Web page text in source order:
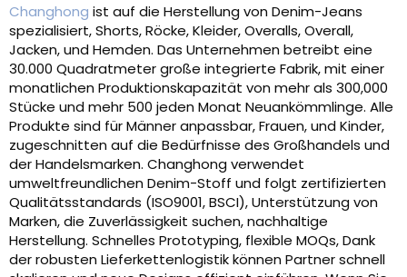
Changhong ist auf die Herstellung von Denim-Jeans
spezialisiert, Shorts, Röcke, Kleider, Overalls, Overall,
Jacken, und Hemden. Das Unternehmen betreibt eine
30.000 Quadratmeter große integrierte Fabrik, mit einer
monatlichen Produktionskapazität von mehr als 300,000
Stücke und mehr 500 jeden Monat Neuankömmlinge. Alle
Produkte sind für Männer anpassbar, Frauen, und Kinder,
zugeschnitten auf die Bedürfnisse des Großhandels und
der Handelsmarken. Changhong verwendet
umweltfreundlichen Denim-Stoff und folgt zertifizierten
Qualitätsstandards (ISO9001, BSCI), Unterstützung von
Marken, die Zuverlässigkeit suchen, nachhaltige
Herstellung. Schnelles Prototyping, flexible MOQs, Dank
der robusten Lieferkettenlogistik können Partner schnell